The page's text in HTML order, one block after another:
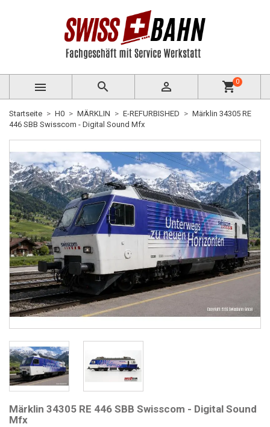
   shopping_cart0
Startseite H0 MÄRKLIN E-REFURBISHED
Märklin 34305 RE
446 SBB Swisscom - Digital Sound Mfx
Märklin 34305 RE 446 SBB Swisscom - Digital Sound
Mfx